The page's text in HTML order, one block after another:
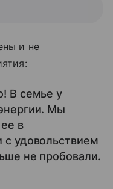
и не
В семье у
Мы
в
с удовольствием
не пробовали.